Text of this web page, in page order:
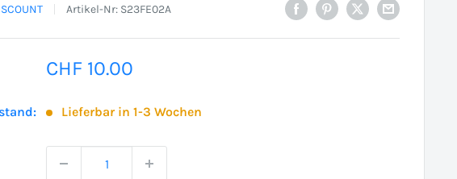
Artikel-Nr: S23FE02A
Sonderpreis
CHF 10.00
Lieferbar in 1-3 Wochen